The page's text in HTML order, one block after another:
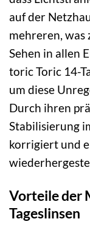
auf der
mehreren,
Sehen in allen
toric Toric 14-
um diese
Durch ihren
Stabilisierung
korrigiert und
Vorteile der
Tageslinsen